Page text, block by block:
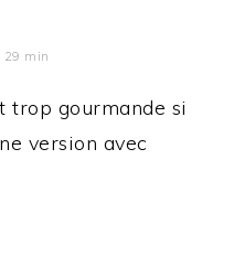
29 min
trop gourmande si
version avec